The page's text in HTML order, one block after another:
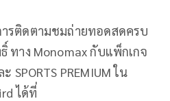
รติดตามชมถ่ายทอดสดครบ
าง Monomax กับแพ็กเกจ
SPORTS PREMIUM ใน
ได้ที่